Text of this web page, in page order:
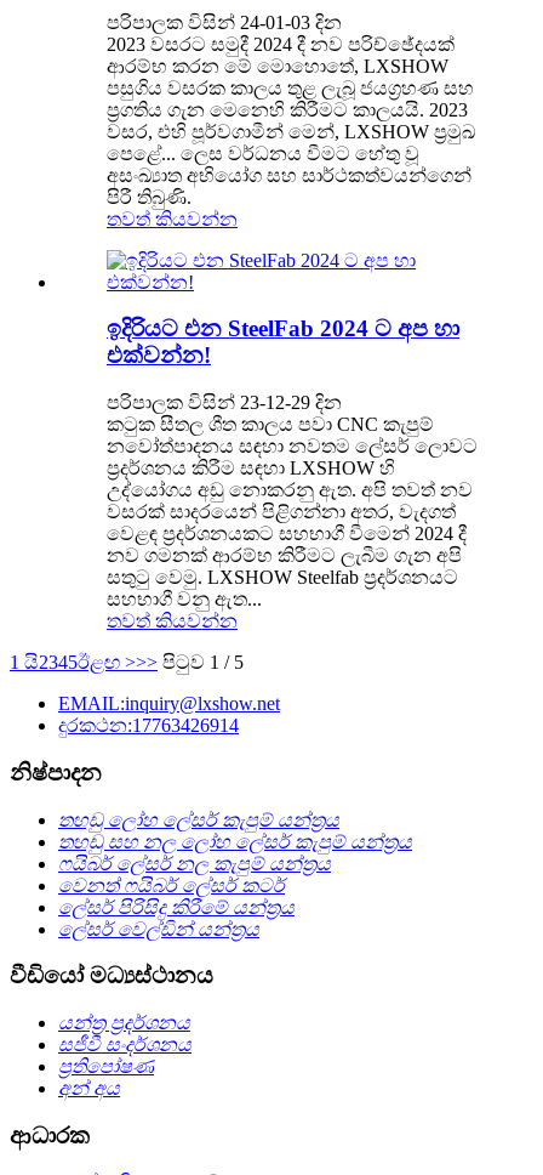
පරිපාලක විසින් 24-01-03 දින
2023 වසරට සමුදී 2024 දී නව පරිච්ඡේදයක්
ආරම්භ කරන මේ මොහොතේ, LXSHOW
පසුගිය වසරක කාලය තුළ ලැබූ ජයග්‍රහණ සහ
ප්‍රගතිය ගැන මෙනෙහි කිරීමට කාලයයි. 2023
වසර, එහි පූර්වගාමීන් මෙන්, LXSHOW ප්‍රමුඛ
පෙළේ... ලෙස වර්ධනය වීමට හේතු වූ
අසංඛ්‍යාත අභියෝග සහ සාර්ථකත්වයන්ගෙන්
පිරී තිබුණි.
තවත් කියවන්න
ඉදිරියට එන SteelFab 2024 ට අප හා
එක්වන්න!
පරිපාලක විසින් 23-12-29 දින
කටුක සීතල ශීත කාලය පවා CNC කැපුම්
නවෝත්පාදනය සඳහා නවතම ලේසර් ලොවට
ප්‍රදර්ශනය කිරීම සඳහා LXSHOW හි
උද්යෝගය අඩු නොකරනු ඇත. අපි තවත් නව
වසරක් සාදරයෙන් පිළිගන්නා අතර, වැදගත්
වෙළඳ ප්‍රදර්ශනයකට සහභාගී වීමෙන් 2024 දී
නව ගමනක් ආරම්භ කිරීමට ලැබීම ගැන අපි
සතුටු වෙමු. LXSHOW Steelfab ප්‍රදර්ශනයට
සහභාගී වනු ඇත...
තවත් කියවන්න
1 යි2345ඊළඟ >>> පිටුව 1 / 5
EMAIL:inquiry@lxshow.net
දුරකථන:17763426914
නිෂ්පාදන
තහඩු ලෝහ ලේසර් කැපුම් යන්ත්‍රය
තහඩු සහ නල ලෝහ ලේසර් කැපුම් යන්ත්‍රය
ෆයිබර් ලේසර් නල කැපුම් යන්ත්‍රය
වෙනත් ෆයිබර් ලේසර් කටර්
ලේසර් පිරිසිදු කිරීමේ යන්ත්‍රය
ලේසර් වෙල්ඩින් යන්ත්‍රය
වීඩියෝ මධ්‍යස්ථානය
යන්ත්‍ර ප්‍රදර්ශනය
සජීවී සංදර්ශනය
ප්‍රතිපෝෂණ
අන් අය
ආධාරක